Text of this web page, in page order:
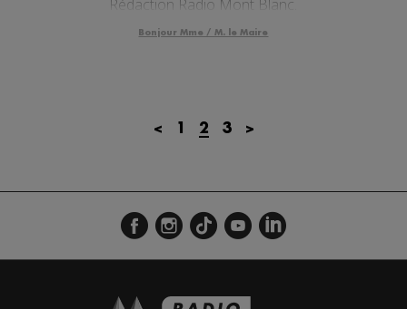
Rédaction Radio Mont Blanc.
Bonjour Mme / M. le Maire
< 1 2 3 >